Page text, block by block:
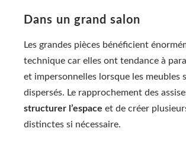
Dans un grand salon
Les grandes pièces bénéficient
technique car elles ont tendance à
et impersonnelles lorsque les meubles
dispersés. Le rapprochement des
structurer l’espace et de créer
distinctes si nécessaire.